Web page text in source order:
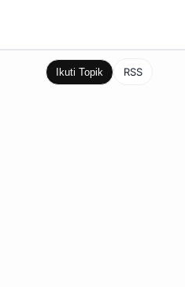
Ikuti Topik RSS